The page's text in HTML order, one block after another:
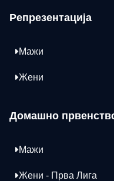
Репрезентација
Мажи
Жени
Домашно
Мажи
Жени - Прва Лига